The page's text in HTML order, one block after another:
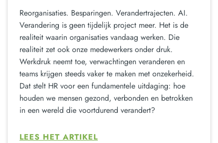
Reorganisaties. Besparingen. Verandertrajecten. AI.
Verandering is geen tijdelijk project meer. Het is de
realiteit waarin organisaties vandaag werken. Die
realiteit zet ook onze medewerkers onder druk.
Werkdruk neemt toe, verwachtingen veranderen en
teams krijgen steeds vaker te maken met onzekerheid.
Dat stelt HR voor een fundamentele uitdaging: hoe
houden we mensen gezond, verbonden en betrokken
in een wereld die voortdurend verandert?
LEES HET ARTIKEL